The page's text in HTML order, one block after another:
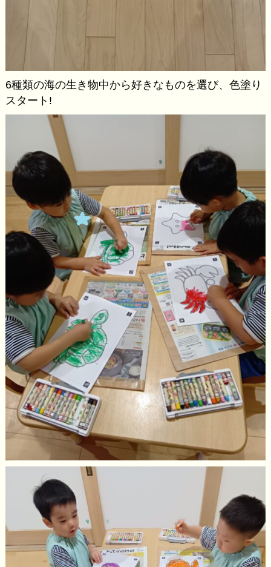
6種類の海の生き物中から好きなものを選び、色塗り
スタート!